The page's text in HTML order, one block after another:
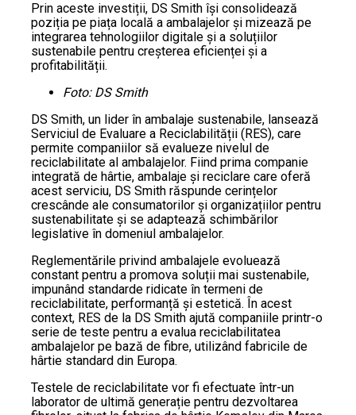
Prin aceste investiții, DS Smith își consolidează
poziția pe piața locală a ambalajelor și mizează pe
integrarea tehnologiilor digitale și a soluțiilor
sustenabile pentru creșterea eficienței și a
profitabilității.
Foto: DS Smith
DS Smith, un lider în ambalaje sustenabile, lansează
Serviciul de Evaluare a Reciclabilității (RES), care
permite companiilor să evalueze nivelul de
reciclabilitate al ambalajelor. Fiind prima companie
integrată de hârtie, ambalaje și reciclare care oferă
acest serviciu, DS Smith răspunde cerințelor
crescânde ale consumatorilor și organizațiilor pentru
sustenabilitate și se adaptează schimbărilor
legislative în domeniul ambalajelor.
Reglementările privind ambalajele evoluează
constant pentru a promova soluții mai sustenabile,
impunând standarde ridicate în termeni de
reciclabilitate, performanță și estetică. În acest
context, RES de la DS Smith ajută companiile printr-o
serie de teste pentru a evalua reciclabilitatea
ambalajelor pe bază de fibre, utilizând fabricile de
hârtie standard din Europa.
Testele de reciclabilitate vor fi efectuate într-un
laborator de ultimă generație pentru dezvoltarea